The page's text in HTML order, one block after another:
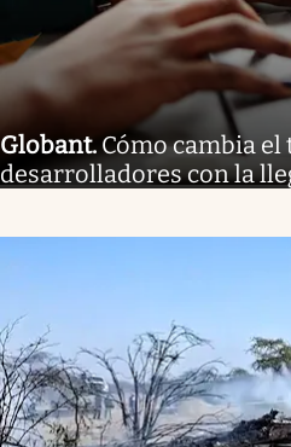
Globant. Cómo cambia el
desarrolladores con la